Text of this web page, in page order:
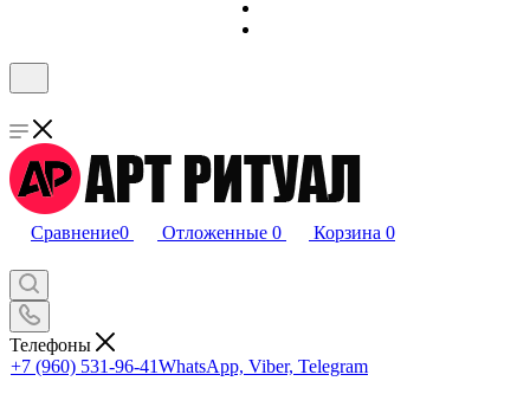
Сравнение0 Отложенные 0 Корзина 0
Телефоны
+7 (960) 531-96-41WhatsApp, Viber, Telegram